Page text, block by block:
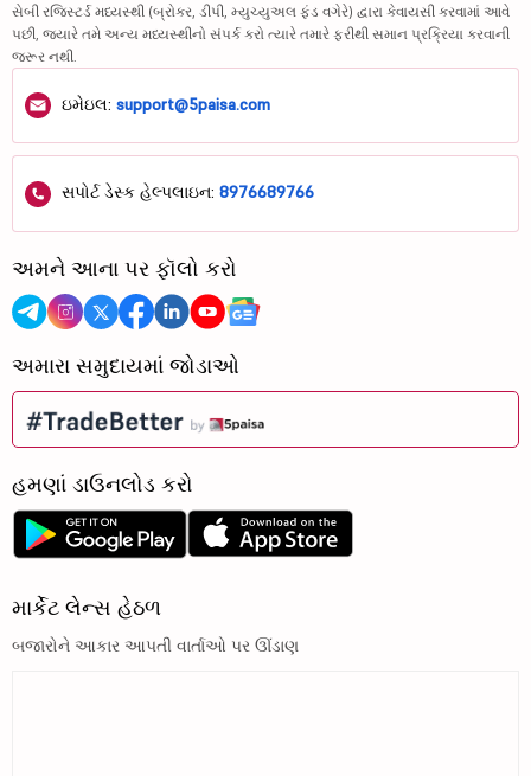
સેબી રજિસ્ટર્ડ મધ્યસ્થી (બ્રોકર, ડીપી, મ્યુચ્યુઅલ ફંડ વગેરે) દ્વારા કેવાયસી કરવામાં આવે
પછી, જ્યારે તમે અન્ય મધ્યસ્થીનો સંપર્ક કરો ત્યારે તમારે ફરીથી સમાન પ્રક્રિયા કરવાની
જરૂર નથી.
ઇમેઇલ: support@5paisa.com
સપોર્ટ ડેસ્ક હેલ્પલાઇન: 8976689766
અમને આના પર ફૉલો કરો
અમારા સમુદાયમાં જોડાઓ
હમણાં ડાઉનલોડ કરો
માર્કેટ લેન્સ હેઠળ
બજારોને આકાર આપતી વાર્તાઓ પર ઊંડાણ